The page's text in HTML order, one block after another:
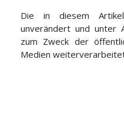
Die in diesem
unverändert und unter
zum Zweck der
Medien